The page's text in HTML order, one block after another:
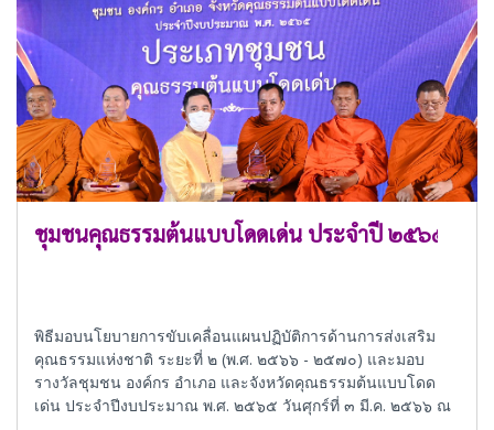
ชุมชนคุณธรรมต้นแบบโดดเด่น ประจำปี ๒๕๖๕
พิธีมอบนโยบายการขับเคลื่อนแผนปฏิบัติการด้านการส่งเสริม
คุณธรรมแห่งชาติ ระยะที่ ๒ (พ.ศ. ๒๕๖๖ - ๒๕๗๐) และมอบ
รางวัลชุมชน องค์กร อำเภอ และจังหวัดคุณธรรมต้นแบบโดด
เด่น ประจำปีงบประมาณ พ.ศ. ๒๕๖๕ วันศุกร์ที่ ๓ มี.ค. ๒๕๖๖ ณ